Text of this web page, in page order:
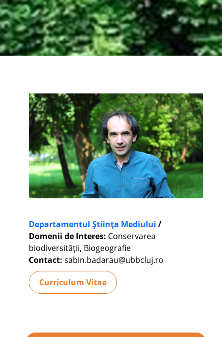
Departamentul Știința Mediului /
Domenii de Interes: Conservarea
biodiversității, Biogeografie
Contact:sabin.badarau@ubbcluj.ro
Curriculum Vitae